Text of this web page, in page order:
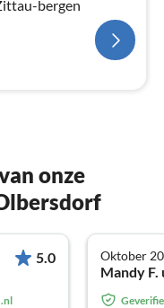
bergen
onze
5.0 Oktober
Mandy